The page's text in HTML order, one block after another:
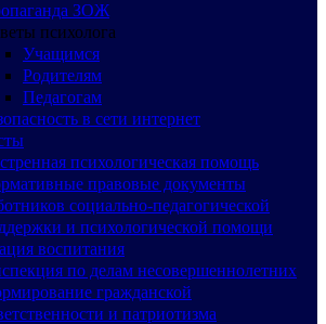
ЗОЖ
психолога
Учащимся
Родителям
Педагогам
в сети интернет
психологическая помощь
правовые документы
социально-педагогической
и психологической помощи
воспитания
по делам несовершеннолетних
гражданской
и патриотизма